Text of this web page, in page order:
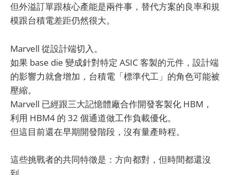
但外溢訂單跟核心產能是兩件事，替代方案的良率和規
模跟台積電差距仍然很大。
Marvell 從設計端切入。
如果 base die 變成針對特定 ASIC 客製的元件，設計端
的影響力就會增加，台積電「標準代工」的角色可能被
壓縮。
Marvell 已經跟三大記憶體廠合作開發客製化 HBM，
利用 HBM4 的 32 個通道做工作負載優化。
但這目前還在早期開發階段，沒有量產時程。
這些挑戰者的共同特徵是：方向都對，但時間都還沒